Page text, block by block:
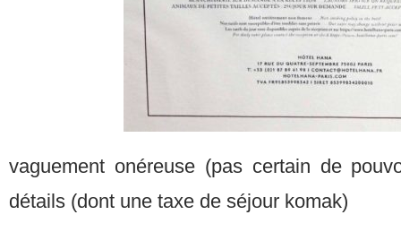
vaguement onéreuse (pas certain de
détails (dont une taxe de séjour komak)